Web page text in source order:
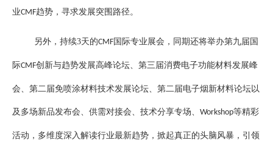
业CMF趋势，寻求发展突围路径。
另外，持续3天的CMF国际专业展会，同期还将举办第九届国
际CMF创新与趋势发展高峰论坛、第三届消费电子功能材料发展峰
会、第二届免喷涂材料技术发展论坛、第二届电子烟新材料论坛以
及多场新品发布会、供需对接会、技术分享专场、 Workshop等精彩
活动，多维度深入解读行业最新趋势，掀起真正的头脑风暴，引领